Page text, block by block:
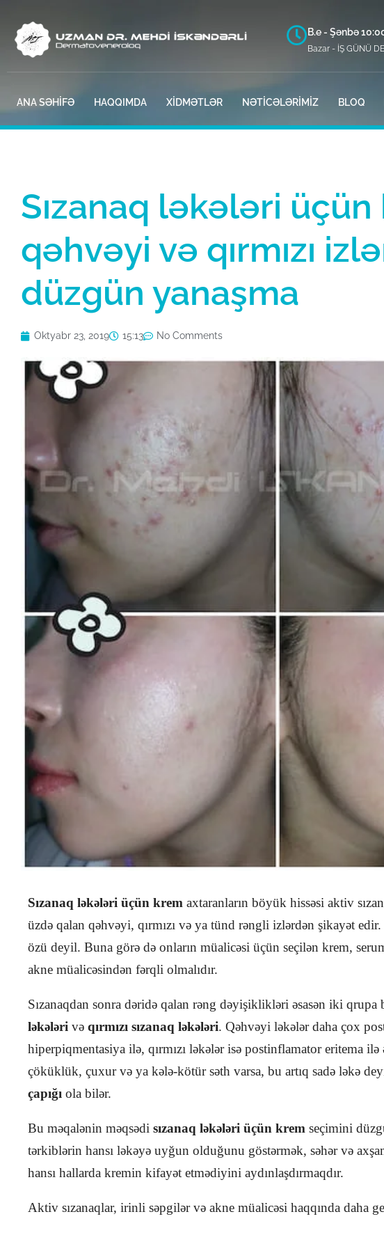
B.e - Şənbə
Bazar - İŞ GÜNÜ
ANA SƏHİFƏ HAQQIMDA XİDMƏTLƏR NƏTİCƏLƏRİMİZ BLOQ
Sızanaq ləkələri üçün
qəhvəyi və qırmızı
düzgün yanaşma
Oktyabr 23, 2019 15:13 No Comments
Sızanaq ləkələri üçün krem axtaranların böyük hissəsi aktiv
üzdə qalan qəhvəyi, qırmızı və ya tünd rəngli izlərdən şikayət
özü deyil. Buna görə də onların müalicəsi üçün seçilən krem,
akne müalicəsindən fərqli olmalıdır.
Sızanaqdan sonra dəridə qalan rəng dəyişiklikləri əsasən iki qrupa
ləkələri və qırmızı sızanaq ləkələri. Qəhvəyi ləkələr daha çox
hiperpiqmentasiya ilə, qırmızı ləkələr isə postinflamator eritema
çöküklük, çuxur və ya kələ-kötür səth varsa, bu artıq sadə ləkə
çapığı ola bilər.
Bu məqalənin məqsədi sızanaq ləkələri üçün krem seçimini
tərkiblərin hansı ləkəyə uyğun olduğunu göstərmək, səhər və
hansı hallarda kremin kifayət etmədiyini aydınlaşdırmaqdır.
Aktiv sızanaqlar, irinli səpgilər və akne müalicəsi haqqında daha